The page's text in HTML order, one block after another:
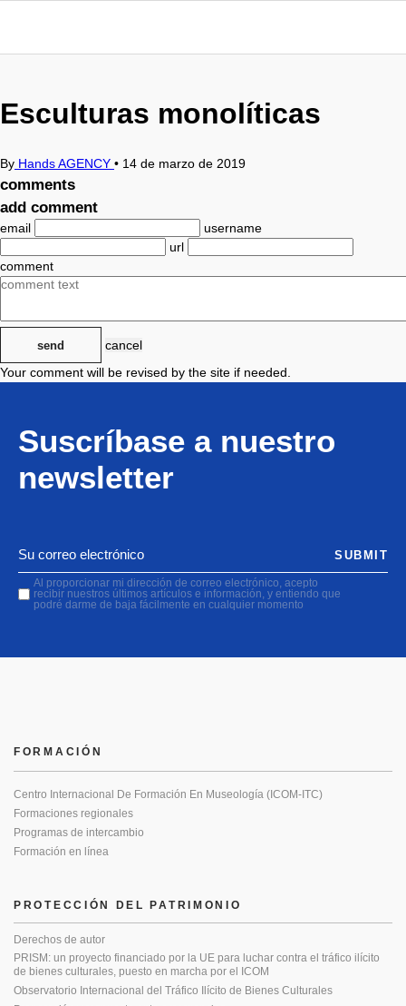
Esculturas monolíticas
By Hands AGENCY • 14 de marzo de 2019
comments
add comment
email
username
url
comment
send
cancel
Your comment will be revised by the site if needed.
Suscríbase a nuestro
newsletter
Al proporcionar mi dirección de correo electrónico, acepto
recibir nuestros últimos artículos e información, y entiendo que
podré darme de baja fácilmente en cualquier momento
SUBMIT
PROTECCIÓN DEL PATRIMONIO
Derechos de autor
PRISM: un proyecto financiado por la UE para luchar contra el tráfico ilícito
de bienes culturales, puesto en marcha por el ICOM
Observatorio Internacional del Tráfico Ilícito de Bienes Culturales
FORMACIÓN
Centro Internacional De Formación En Museología (ICOM-ITC)
Formaciones regionales
Programas de intercambio
Formación en línea